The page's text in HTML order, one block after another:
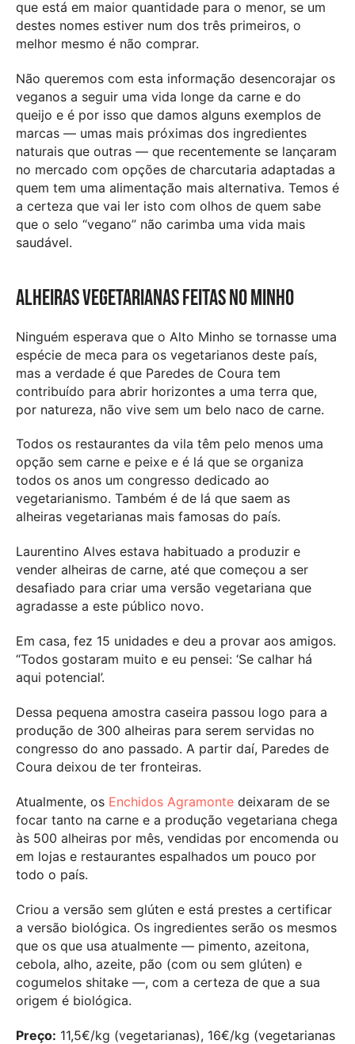
que está em maior quantidade para o menor, se um
destes nomes estiver num dos três primeiros, o
melhor mesmo é não comprar.
Não queremos com esta informação desencorajar os
veganos a seguir uma vida longe da carne e do
queijo e é por isso que damos alguns exemplos de
marcas — umas mais próximas dos ingredientes
naturais que outras — que recentemente se lançaram
no mercado com opções de charcutaria adaptadas a
quem tem uma alimentação mais alternativa. Temos é
a certeza que vai ler isto com olhos de quem sabe
que o selo “vegano” não carimba uma vida mais
saudável.
Alheiras vegetarianas feitas no Minho
Ninguém esperava que o Alto Minho se tornasse uma
espécie de meca para os vegetarianos deste país,
mas a verdade é que Paredes de Coura tem
contribuído para abrir horizontes a uma terra que,
por natureza, não vive sem um belo naco de carne.
Todos os restaurantes da vila têm pelo menos uma
opção sem carne e peixe e é lá que se organiza
todos os anos um congresso dedicado ao
vegetarianismo. Também é de lá que saem as
alheiras vegetarianas mais famosas do país.
Laurentino Alves estava habituado a produzir e
vender alheiras de carne, até que começou a ser
desafiado para criar uma versão vegetariana que
agradasse a este público novo.
Em casa, fez 15 unidades e deu a provar aos amigos.
“Todos gostaram muito e eu pensei: ‘Se calhar há
aqui potencial’.
Dessa pequena amostra caseira passou logo para a
produção de 300 alheiras para serem servidas no
congresso do ano passado. A partir daí, Paredes de
Coura deixou de ter fronteiras.
Atualmente, os Enchidos Agramonte deixaram de se
focar tanto na carne e a produção vegetariana chega
às 500 alheiras por mês, vendidas por encomenda ou
em lojas e restaurantes espalhados um pouco por
todo o país.
Criou a versão sem glúten e está prestes a certificar
a versão biológica. Os ingredientes serão os mesmos
que os que usa atualmente — pimento, azeitona,
cebola, alho, azeite, pão (com ou sem glúten) e
cogumelos shitake —, com a certeza de que a sua
origem é biológica.
Preço: 11,5€/kg (vegetarianas), 16€/kg (vegetarianas